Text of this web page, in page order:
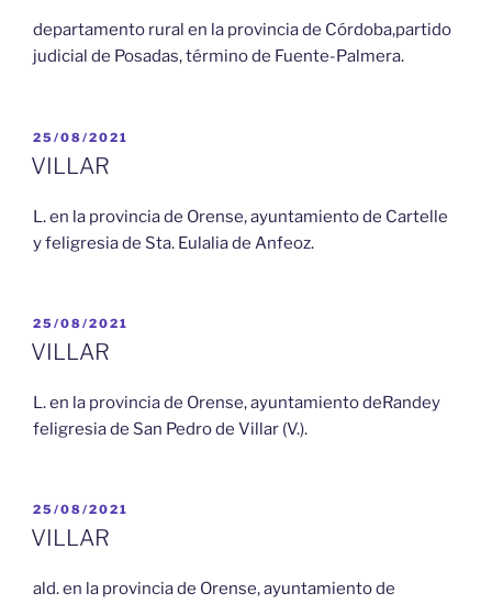
departamento rural en la provincia de Córdoba,partido
judicial de Posadas, término de Fuente-Palmera.
PUBLICADO
EL
25/08/2021
VILLAR
L. en la provincia de Orense, ayuntamiento de Cartelle
y feligresia de Sta. Eulalia de Anfeoz.
PUBLICADO
EL
25/08/2021
VILLAR
L. en la provincia de Orense, ayuntamiento deRandey
feligresia de San Pedro de Villar (V.).
PUBLICADO
EL
25/08/2021
VILLAR
ald. en la provincia de Orense, ayuntamiento de